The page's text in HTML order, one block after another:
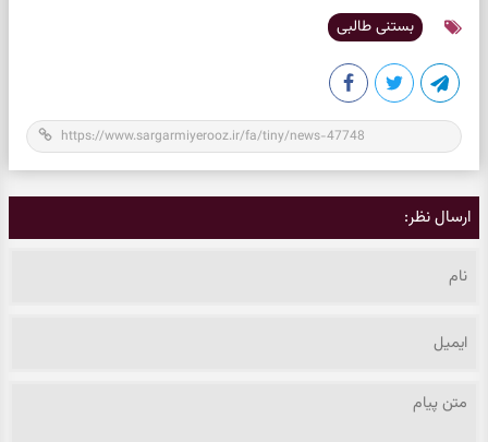
بستنی طالبی
ارسال نظر: